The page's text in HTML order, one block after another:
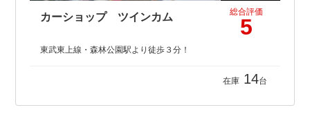
カーショップ ツインカム 総合評価
5
東武東上線・森林公園駅より徒歩３分！
在庫 14台